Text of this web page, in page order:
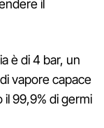
il
è di 4 bar, un
vapore capace
99,9% di germi